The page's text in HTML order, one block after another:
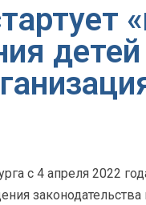
с 4 апреля 2022
законодательства